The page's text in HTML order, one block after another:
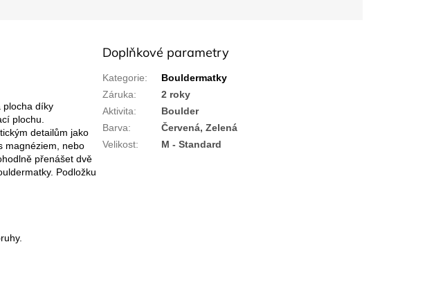
plocha díky
plochu.
detailům jako
magnéziem, nebo
přenášet dvě
Podložku
Doplňkové parametry
Kategorie:
Bouldermatky
Záruka:
2 roky
Aktivita:
Boulder
Barva:
Červená, Zelená
Velikost: M - Standard